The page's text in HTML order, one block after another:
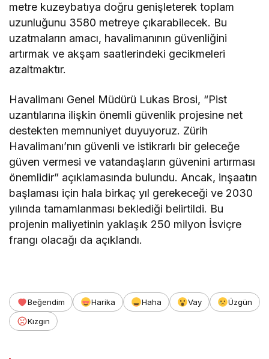
metre kuzeybatıya doğru genişleterek toplam
uzunluğunu 3580 metreye çıkarabilecek. Bu
uzatmaların amacı, havalimanının güvenliğini
artırmak ve akşam saatlerindeki gecikmeleri
azaltmaktır.
Havalimanı Genel Müdürü Lukas Brosi, “Pist
uzantılarına ilişkin önemli güvenlik projesine net
destekten memnuniyet duyuyoruz. Zürih
Havalimanı’nın güvenli ve istikrarlı bir geleceğe
güven vermesi ve vatandaşların güvenini artırması
önemlidir” açıklamasında bulundu. Ancak, inşaatın
başlaması için hala birkaç yıl gerekeceği ve 2030
yılında tamamlanması beklediği belirtildi. Bu
projenin maliyetinin yaklaşık 250 milyon İsviçre
frangı olacağı da açıklandı.
Beğendim Harika Haha Vay
Üzgün
Kızgın